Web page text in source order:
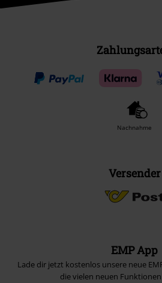
Nachnahme
Versender
EMP App
Lade dir jetzt kostenlos unsere neue
die vielen neuen